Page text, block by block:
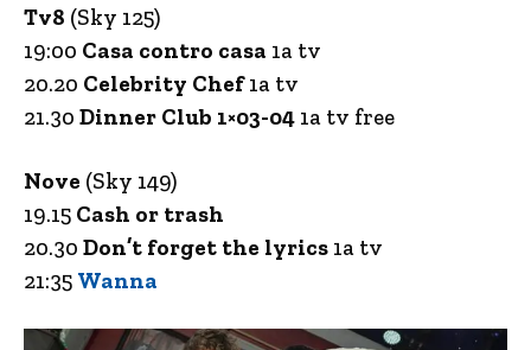
Tv8 (Sky 125)
19:00 Casa contro casa 1a tv
20.20 Celebrity Chef1a tv
21.30 Dinner Club 1×03-04 1a tv free
Nove (Sky 149)
19.15 Cash or trash
20.30 Don’t forget the lyrics 1a tv
21:35 Wanna